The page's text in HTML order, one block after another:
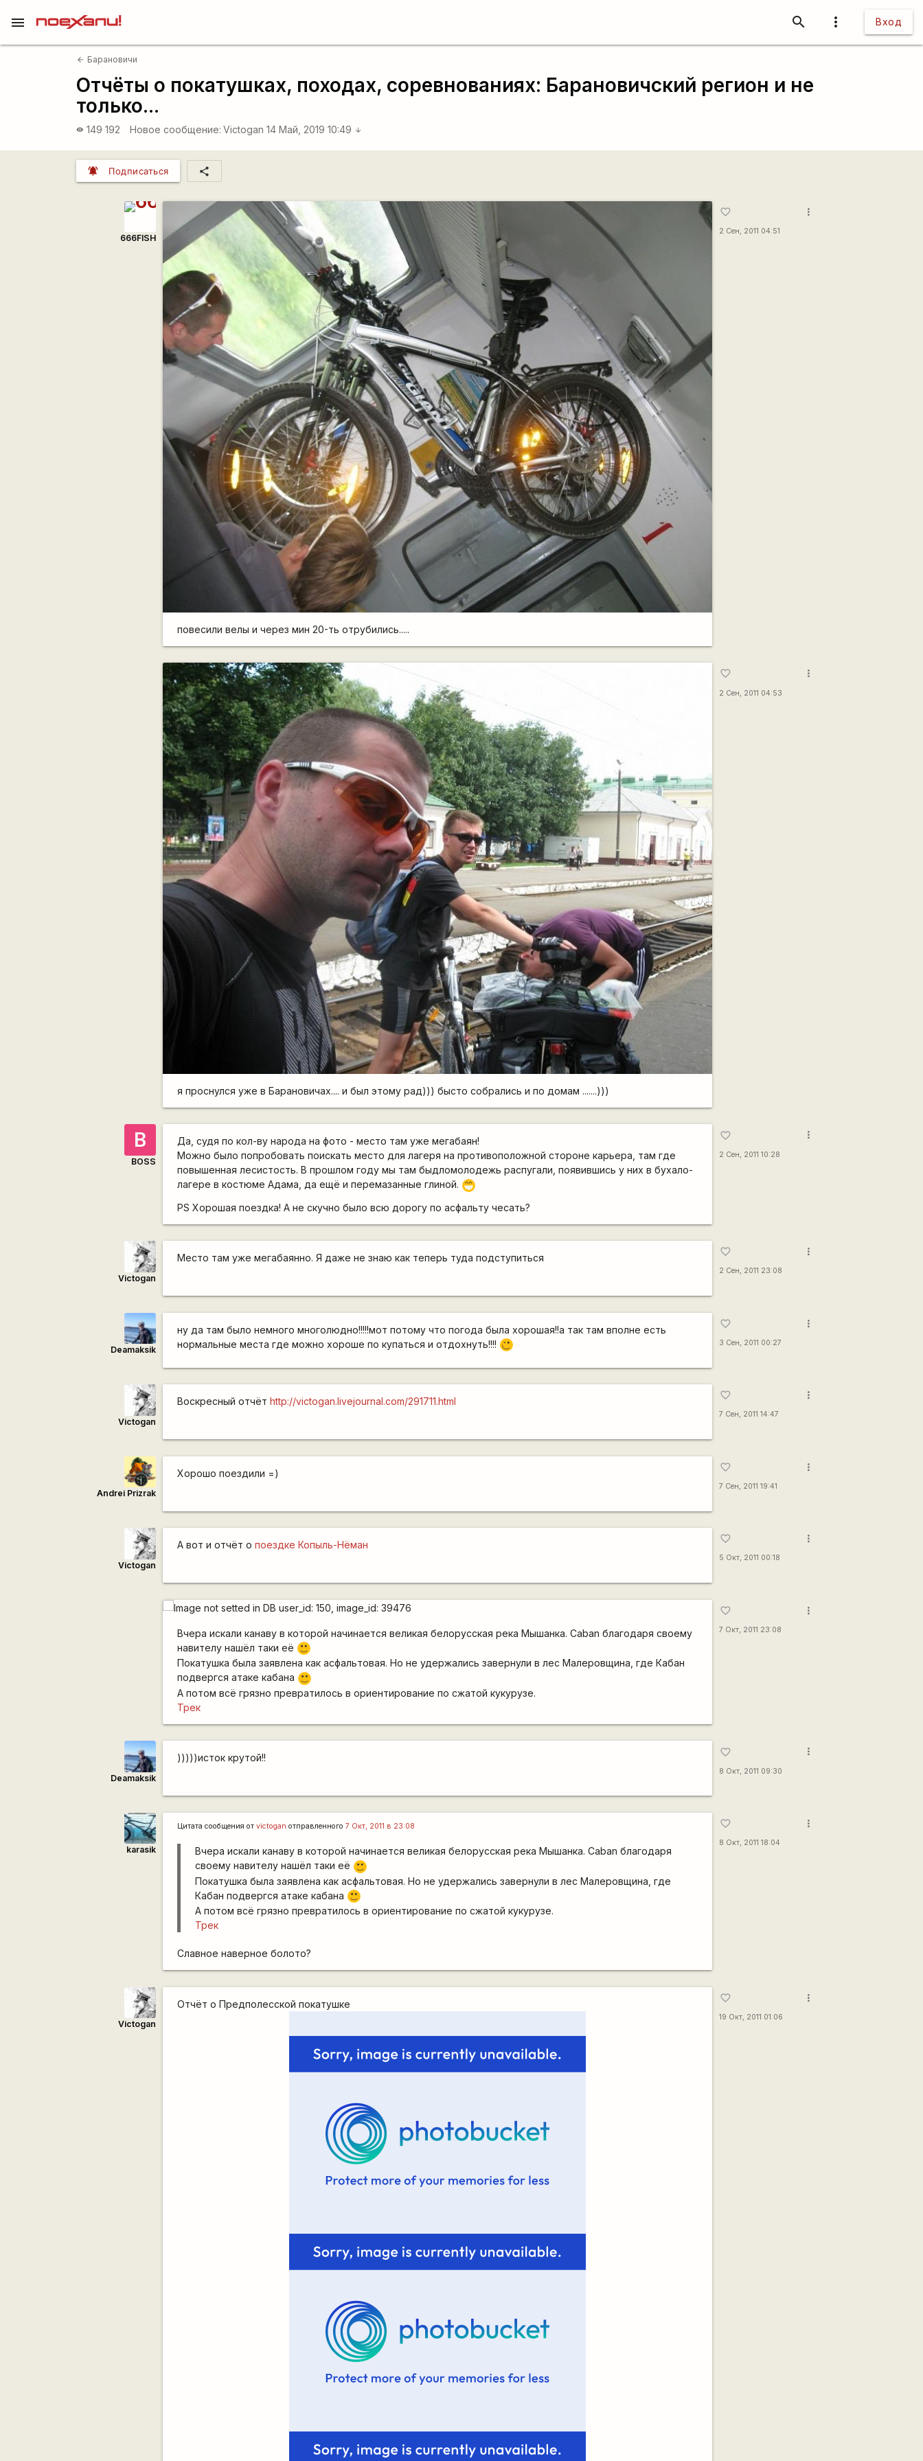
more_vert Вход
search
menu
arrow_back Барановичи
Отчёты о покатушках, походах, соревнованиях: Барановичский регион и не
только...
visibility 149 192 Новое сообщение: Victogan 14 Май, 2019 10:49 arrow_downward
notifications_active Подписаться share
666FISH
повесили велы и через мин 20-ть отрубились.....
favorite_border
2 Сен, 2011 04:51
more_vert
я проснулся уже в Барановичах.... и был этому рад))) бысто собрались и по домам .......)))
favorite_border
2 Сен, 2011 04:53
more_vert
B
BOSS
Да, судя по кол-ву народа на фото - место там уже мегабаян!
Можно было попробовать поискать место для лагеря на противоположной стороне карьера, там где
повышенная лесистость. В прошлом году мы там быдломолодежь распугали, появившись у них в бухало-
лагере в костюме Адама, да ещё и перемазанные глиной. ;D
PS Хорошая поездка! А не скучно было всю дорогу по асфальту чесать?
favorite_border
2 Сен, 2011 10:28
more_vert
Victogan
Место там уже мегабаянно. Я даже не знаю как теперь туда подступиться
favorite_border
2 Сен, 2011 23:08
more_vert
Deamaksik
ну да там было немного многолюдно!!!!!мот потому что погода была хорошая!!а так там вполне есть
нормальные места где можно хороше по купаться и отдохнуть!!!!
;)
favorite_border
3 Сен, 2011 00:27
more_vert
Victogan
Воскресный отчётhttp://victogan.livejournal.com/291711.html
favorite_border
7 Сен, 2011 14:47
more_vert
Andrei Prizrak
Хорошо поездили =)
favorite_border
7 Сен, 2011 19:41
more_vert
Victogan
А вот и отчёт опоездке Копыль-Нёман
favorite_border
5 Окт, 2011 00:18
more_vert
Вчера искали канаву в которой начинается великая белорусская река Мышанка. Caban благодаря своему
навителу нашёл таки её
:)
Покатушка была заявлена как асфальтовая. Но не удержались завернули в лес Малеровщина, где Кабан
подвергся атаке кабана
:)
А потом всё грязно превратилось в ориентирование по сжатой кукурузе.
Трек
favorite_border
7 Окт, 2011 23:08
more_vert
Deamaksik
)))))исток крутой!!
favorite_border
8 Окт, 2011 09:30
more_vert
karasik
Цитата сообщения отvictogan отправленного7 Окт, 2011 в 23:08
Вчера искали канаву в которой начинается великая белорусская река Мышанка. Caban благодаря
своему навителу нашёл таки её
:)
Покатушка была заявлена как асфальтовая. Но не удержались завернули в лес Малеровщина, где
Кабан подвергся атаке кабана
:)
А потом всё грязно превратилось в ориентирование по сжатой кукурузе.
Трек
Славное наверное болото?
favorite_border
8 Окт, 2011 18:04
more_vert
Victogan
Отчёт о Предполесской покатушке
favorite_border
19 Окт, 2011 01:06
more_vert